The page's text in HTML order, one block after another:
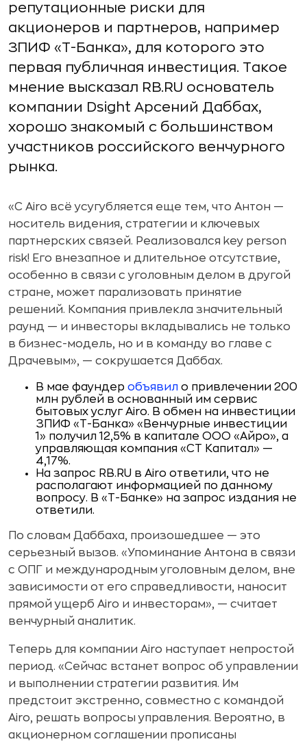
репутационные риски для
акционеров и партнеров, например
ЗПИФ «Т-Банка», для которого это
первая публичная инвестиция. Такое
мнение высказал RB.RU основатель
компании Dsight Арсений Даббах,
хорошо знакомый с большинством
участников российского венчурного
рынка.
«С Airo всё усугубляется еще тем, что Антон —
носитель видения, стратегии и ключевых
партнерских связей. Реализовался key person
risk! Его внезапное и длительное отсутствие,
особенно в связи с уголовным делом в другой
стране, может парализовать принятие
решений. Компания привлекла значительный
раунд — и инвесторы вкладывались не только
в бизнес-модель, но и в команду во главе с
Драчевым», — сокрушается Даббах.
В мае фаундер объявил о привлечении 200
млн рублей в основанный им сервис
бытовых услуг Airo. В обмен на инвестиции
ЗПИФ «Т-Банка» «Венчурные инвестиции
1» получил 12,5% в капитале ООО «Айро», а
управляющая компания «СТ Капитал» —
4,17%.
На запрос RB.RU в Airo ответили, что не
располагают информацией по данному
вопросу. В «Т-Банке» на запрос издания не
ответили.
По словам Даббаха, произошедшее — это
серьезный вызов. «Упоминание Антона в связи
с ОПГ и международным уголовным делом, вне
зависимости от его справедливости, наносит
прямой ущерб Airo и инвесторам», — считает
венчурный аналитик.
Теперь для компании Airo наступает непростой
период. «Сейчас встанет вопрос об управлении
и выполнении стратегии развития. Им
предстоит экстренно, совместно с командой
Airo, решать вопросы управления. Вероятно, в
акционерном соглашении прописаны